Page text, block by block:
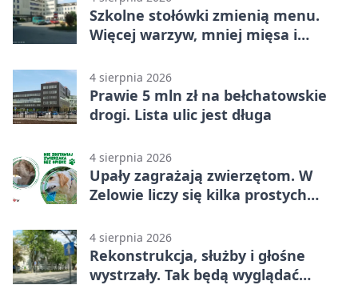
Szkolne stołówki zmienią menu.
Więcej warzyw, mniej mięsa i
4 sierpnia 2026
Prawie 5 mln zł na bełchatowskie
drogi. Lista ulic jest długa
4 sierpnia 2026
Upały zagrażają zwierzętom. W
Zelowie liczy się kilka prostych
4 sierpnia 2026
Rekonstrukcja, służby i głośne
wystrzały. Tak będą wyglądać